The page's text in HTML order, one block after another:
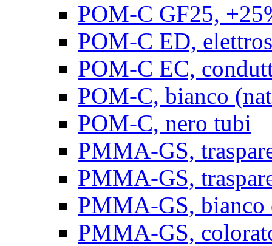
POM-C GF25,
POM-C ED,
POM-C EC,
POM-C, bianco
POM-C, nero tubi
PMMA-GS,
PMMA-GS,
PMMA-GS, bianco
PMMA-GS,